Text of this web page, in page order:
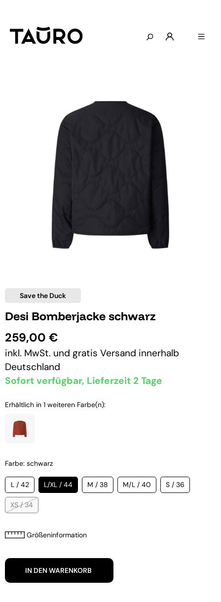
Save the Duck
Desi Bomberjacke schwarz
259,00 €
inkl. MwSt. und gratis Versand innerhalb
Deutschland
Sofort verfügbar, Lieferzeit 2 Tage
Erhältlich in 1 weiteren Farbe(n):
Farbe: schwarz
L / 42 L/XL / 44 M / 38 M/L / 40 S / 36
XS / 34
Größeninformation
IN DEN WARENKORB